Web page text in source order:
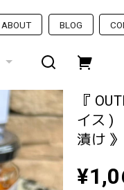
ABOUT BLOG
『
イス )
漬け